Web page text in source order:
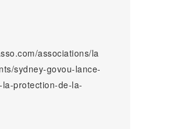
associations/la
sydney-govou-lance-
protection-de-la-